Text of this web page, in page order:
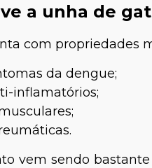
a unha de
com propriedades
da dengue;
inflamatórios;
vem sendo